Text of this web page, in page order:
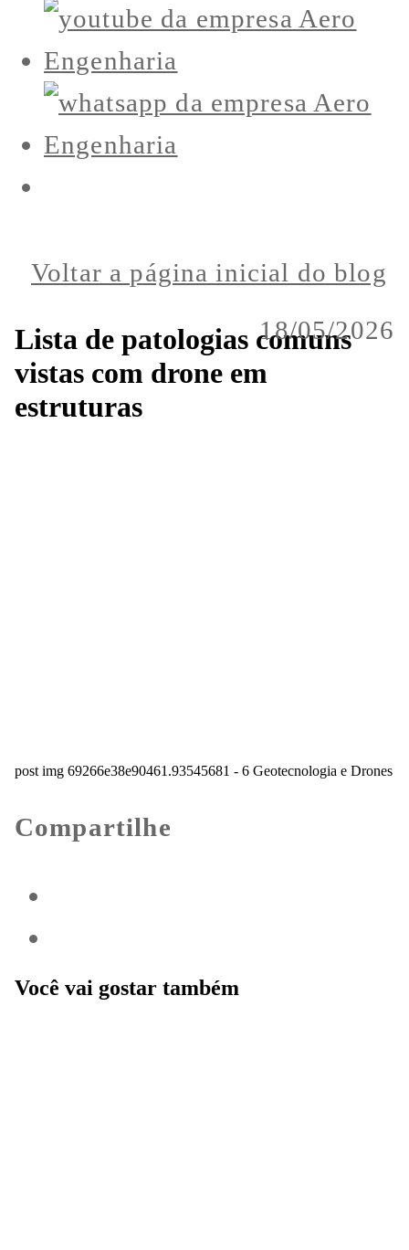
18/05/2026
Voltar a página inicial do blog
Lista de patologias comuns
vistas com drone em
estruturas
post img 69266e38e90461.93545681 - 6 Geotecnologia e Drones
Compartilhe
Você vai gostar também